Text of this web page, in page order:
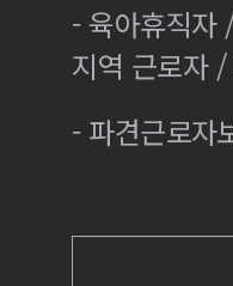
- 육아휴직자
지역 근로자
- 파견근로자